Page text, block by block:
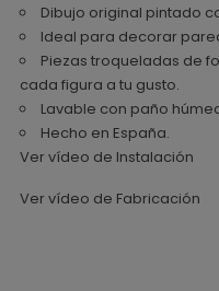
Dibujo original pintado
Ideal para decorar
Piezas troqueladas de
cada figura a tu gusto.
Lavable con paño
Hecho en España.
Ver vídeo de Instalación
Ver vídeo de Fabricación